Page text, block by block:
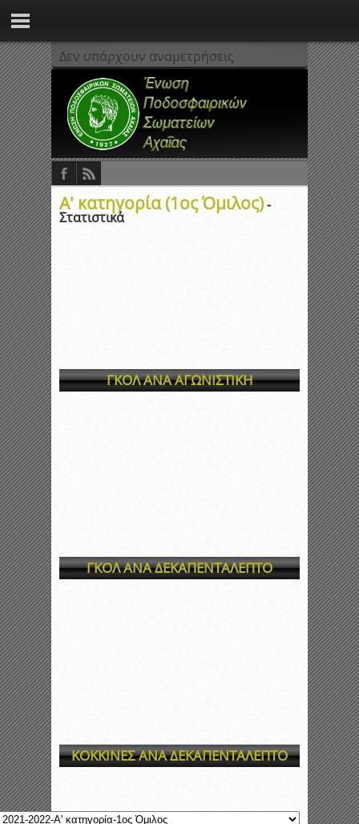
Δεν υπάρχουν αναμετρήσεις
Α' κατηγορία (1ος Όμιλος)-
Στατιστικά
ΓΚΟΛ ΑΝΑ ΑΓΩΝΙΣΤΙΚΗ
ΓΚΟΛ ΑΝΑ ΔΕΚΑΠΕΝΤΑΛΕΠΤΟ
ΚΟΚΚΙΝΕΣ ΑΝΑ ΔΕΚΑΠΕΝΤΑΛΕΠΤΟ